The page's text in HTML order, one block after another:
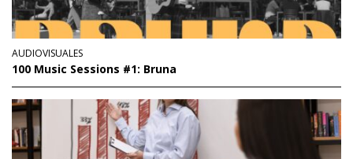
AUDIOVISUALES
100 Music Sessions #1: Bruna